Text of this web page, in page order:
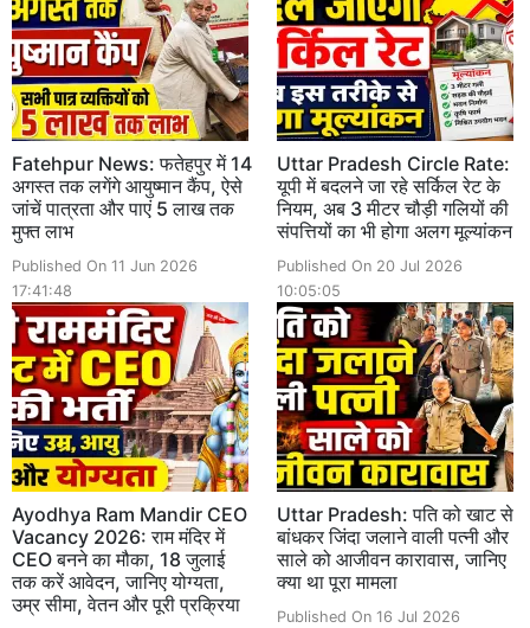
Fatehpur News: फतेहपुर में 14
अगस्त तक लगेंगे आयुष्मान कैंप, ऐसे
जांचें पात्रता और पाएं 5 लाख तक
मुफ्त लाभ
Published On 11 Jun 2026
17:41:48
Uttar Pradesh Circle Rate:
यूपी में बदलने जा रहे सर्किल रेट के
नियम, अब 3 मीटर चौड़ी गलियों की
संपत्तियों का भी होगा अलग मूल्यांकन
Published On 20 Jul 2026
10:05:05
Ayodhya Ram Mandir CEO
Vacancy 2026: राम मंदिर में
CEO बनने का मौका, 18 जुलाई
तक करें आवेदन, जानिए योग्यता,
उम्र सीमा, वेतन और पूरी प्रक्रिया
Uttar Pradesh: पति को खाट से
बांधकर जिंदा जलाने वाली पत्नी और
साले को आजीवन कारावास, जानिए
क्या था पूरा मामला
Published On 16 Jul 2026